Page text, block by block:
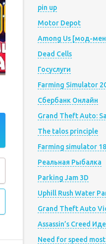
pin up
Motor Depot
Among Us [мод-
Dead Cells
Госуслуги
Farming Simulator
Сбербанк Онлайн
Grand Theft Auto:
The talos principle
Farming simulator 18
Реальная Рыбалка
Parking Jam 3D
Uphill Rush Water
Grand Theft Auto
Assassin’s Creed
Need for speed